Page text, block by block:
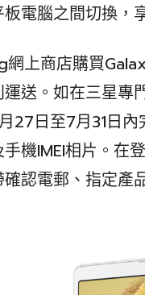
電腦之間切換，
網上商店購買
送。如在三星專
27日至7月31日
機IMEI相片。在
認電郵、指定產